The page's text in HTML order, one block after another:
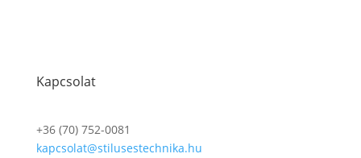
Kapcsolat
+36 (70) 752-0081
kapcsolat@stilusestechnika.hu